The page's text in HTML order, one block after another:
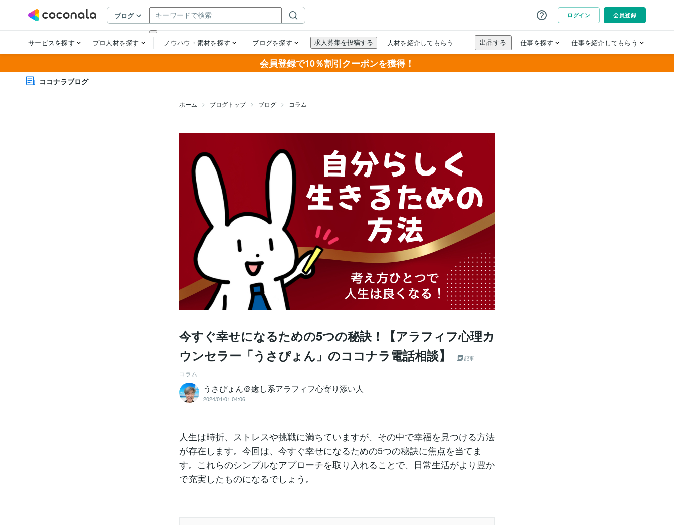
会員登録で10％割引クーポンを獲得！
ココナラブログ
ホーム ブログトップ ブログ コラム
今すぐ幸せになるための5つの秘訣！【アラフィフ心理カ
ウンセラー「うさぴょん」のココナラ電話相談】
記事
コラム
うさぴょん＠癒し系アラフィフ心寄り添い人
2024/01/01 04:06
人生は時折、ストレスや挑戦に満ちていますが、その中で幸福を見つける方法
が存在します。今回は、今すぐ幸せになるための5つの秘訣に焦点を当てま
す。これらのシンプルなアプローチを取り入れることで、日常生活がより豊か
で充実したものになるでしょう。